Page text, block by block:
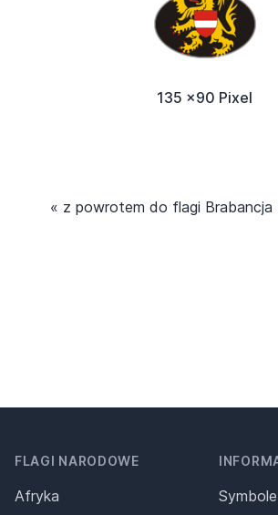
135 x90 Pixel
« z powrotem do flagi Brabancja
FLAGI NARODOWE
Afryka